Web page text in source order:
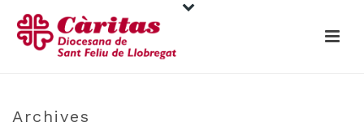
Archives